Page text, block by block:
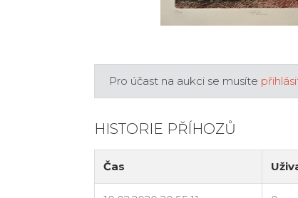
Pro účast na aukci se musíte
HISTORIE PŘÍHOZŮ